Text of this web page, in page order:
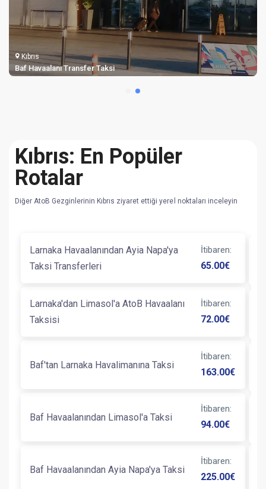
Kıbrıs
Larnaka Havalimanı Transferi
Kıbrıs: En Popüler
Rotalar
Diğer AtoB Gezginlerinin Kıbrıs ziyaret ettiği yerel noktaları inceleyin
Larnaka Havaalanından Ayia Napa'ya
Taksi Transferleri
İtibaren:
65.00€
Larnaka'dan Limasol'a AtoB Havaalanı
Taksisi
İtibaren:
72.00€
Baf'tan Larnaka Havalimanına Taksi
İtibaren:
163.00€
Baf Havaalanından Limasol'a Taksi
İtibaren:
94.00€
Baf Havaalanından Ayia Napa'ya Taksi
İtibaren:
225.00€